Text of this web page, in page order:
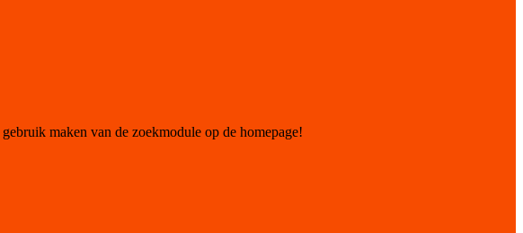
maken van de zoekmodule op de homepage!